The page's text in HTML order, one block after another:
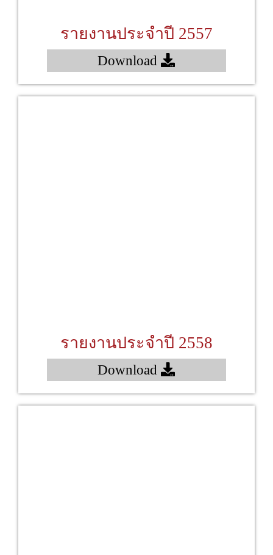
รายงานประจำปี 2557
Download
รายงานประจำปี 2558
Download